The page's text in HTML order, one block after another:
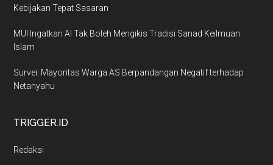
Kebijakan Tepat Sasaran
MUI Ingatkan AI Tak Boleh Mengikis Tradisi Sanad Keilmuan
Islam
Survei: Mayoritas Warga AS Berpandangan Negatif terhadap
Netanyahu
TRIGGER.ID
Redaksi